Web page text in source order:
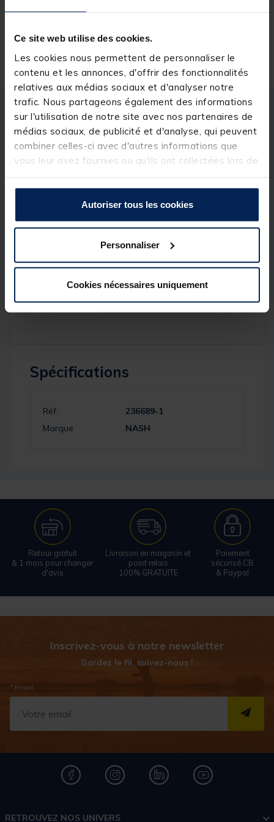
Ce site web utilise des cookies.
Les cookies nous permettent de personnaliser le
contenu et les annonces, d'offrir des fonctionnalités
relatives aux médias sociaux et d'analyser notre
trafic. Nous partageons également des informations
sur l'utilisation de notre site avec nos partenaires de
médias sociaux, de publicité et d'analyse, qui peuvent
combiner celles-ci avec d'autres informations que
vous leur avez fournies ou qu'ils ont collectées lors de
Autoriser tous les cookies
Personnaliser
Cookies nécessaires uniquement
Livraison gratuite en point relais et magasin
Retour gratuit, 1 mois pour changer d’avis
Description Spécifications
Description & détails
Description
Reprenant le célèbre trio Nash Bait à base de crabe,
mélange identique à celui des bouillettes Monster
Parfait pour la réalisation personnalisée de pop-
ups, d'esches et de bouillettes d’amorçage. Bien
agiter avant de s’en servir.
Livré en flacons de 50 ml.
Spécifications
Réf.
236689-1
Marque
NASH
Retour gratuit
& 1 mois pour changer
d'avis
Livraison en magasin et
point relais
100% GRATUITE
Paiement
sécurisé CB
& Paypal
Inscrivez-vous à notre newsletter
Gardez le fil, suivez-nous !
* Email
RETROUVEZ NOS UNIVERS